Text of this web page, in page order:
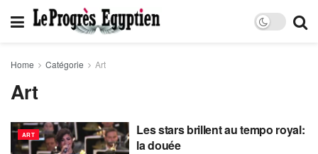
Home Catégorie Art
Art
ART
Les stars brillent au tempo royal:
la douée